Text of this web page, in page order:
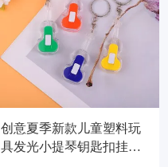
创意夏季新款儿童塑料玩
具发光小提琴钥匙扣挂件